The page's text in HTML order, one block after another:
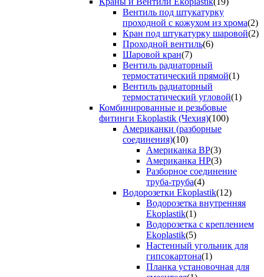
Вентиль под штукатурку
проходной с кожухом из хрома(2)
Кран под штукатурку шаровой(2)
Проходной вентиль(6)
Шаровой кран(7)
Вентиль радиаторный
термостатический прямой(1)
Вентиль радиаторный
термостатический угловой(1)
Комбинированные и резьбовые
фитинги Ekoplastik (Чехия)(100)
Американки (разборные
соединения)(10)
Американка ВР(3)
Американка НР(3)
Разборное соединение
труба-труба(4)
Водорозетки Ekoplastik(12)
Водорозетка внутренняя
Ekoplastik(1)
Водорозетка с креплением
Ekoplastik(5)
Настенный угольник для
гипсокартона(1)
Планка установочная для